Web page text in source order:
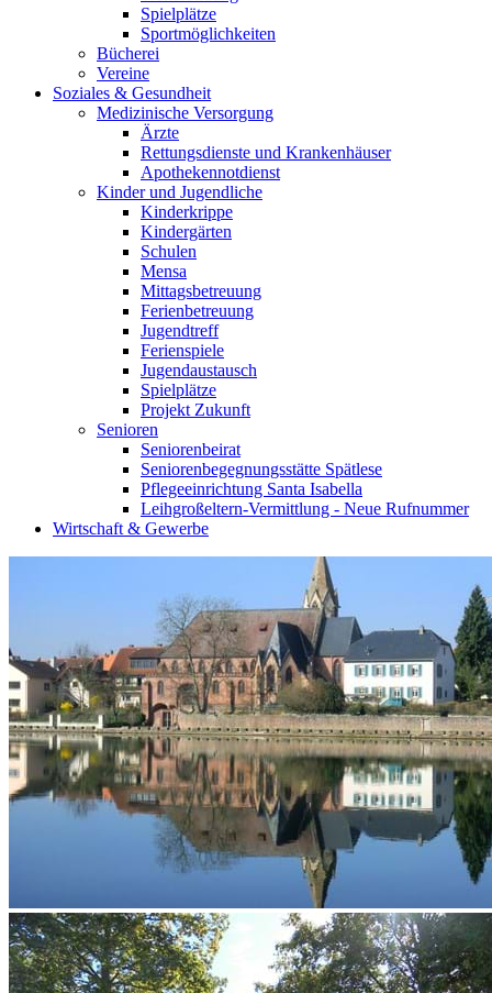
Spielplätze
Sportmöglichkeiten
Bücherei
Vereine
Soziales & Gesundheit
Medizinische Versorgung
Ärzte
Rettungsdienste und Krankenhäuser
Apothekennotdienst
Kinder und Jugendliche
Kinderkrippe
Kindergärten
Schulen
Mensa
Mittagsbetreuung
Ferienbetreuung
Jugendtreff
Ferienspiele
Jugendaustausch
Spielplätze
Projekt Zukunft
Senioren
Seniorenbeirat
Seniorenbegegnungsstätte Spätlese
Pflegeeinrichtung Santa Isabella
Leihgroßeltern-Vermittlung - Neue Rufnummer
Wirtschaft & Gewerbe